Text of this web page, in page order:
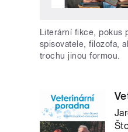
Literární fikce, pokus
spisovatele, filozofa,
trochu jinou formou.